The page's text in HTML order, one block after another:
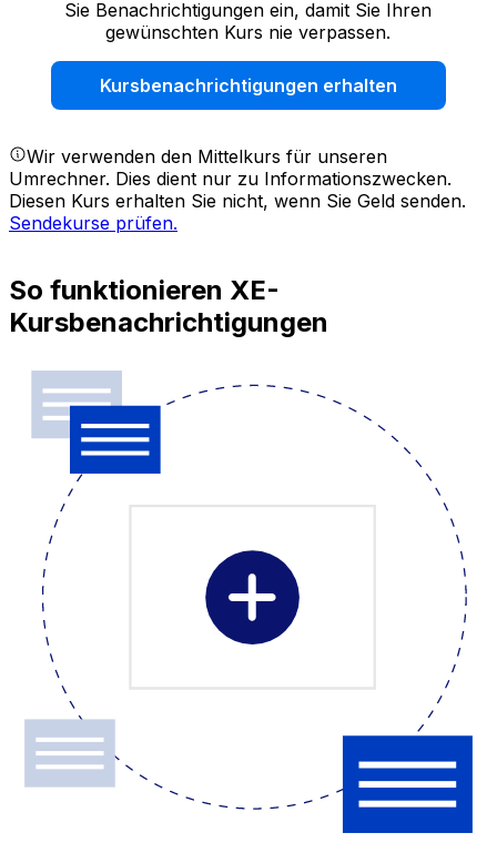
Sie Benachrichtigungen ein, damit Sie Ihren
gewünschten Kurs nie verpassen.
Kursbenachrichtigungen erhalten
Wir verwenden den Mittelkurs für unseren
Umrechner. Dies dient nur zu Informationszwecken.
Diesen Kurs erhalten Sie nicht, wenn Sie Geld senden.
Sendekurse prüfen.
So funktionieren XE-
Kursbenachrichtigungen